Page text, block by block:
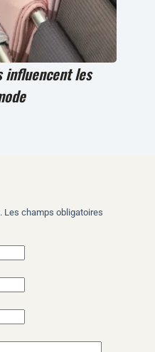
influencent les
Les champs obligatoires